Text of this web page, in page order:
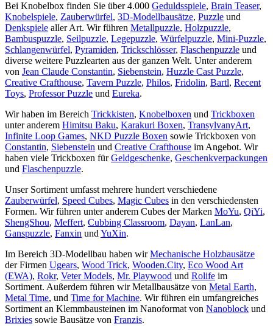
Bei Knobelbox finden Sie über 4.000 Geduldsspiele, Brain Teaser,
Knobelspiele, Zauberwürfel, 3D-Modellbausätze, Puzzle und
Denkspiele aller Art. Wir führen Metallpuzzle, Holzpuzzle,
Bambuspuzzle, Seilpuzzle, Legepuzzle, Würfelpuzzle, Mini-Puzzle,
Schlangenwürfel, Pyramiden, Trickschlösser, Flaschenpuzzle und
diverse weitere Puzzlearten aus der ganzen Welt. Unter anderem
von Jean Claude Constantin, Siebenstein, Huzzle Cast Puzzle,
Creative Crafthouse, Tavern Puzzle, Philos, Fridolin, Bartl, Recent
Toys, Professor Puzzle und Eureka.
Wir haben im Bereich Trickkisten, Knobelboxen und Trickboxen
unter anderem Himitsu Baku, Karakuri Boxen, TransylvanyArt,
Infinite Loop Games, NKD Puzzle Boxen sowie Trickboxen von
Constantin, Siebenstein und Creative Crafthouse im Angebot. Wir
haben viele Trickboxen fürGeldgeschenke, Geschenkverpackungen
und Flaschenpuzzle.
Unser Sortiment umfasst mehrere hundert verschiedene
Zauberwürfel, Speed Cubes, Magic Cubes in den verschiedensten
Formen. Wir führen unter anderem Cubes der Marken MoYu, QiYi,
ShengShou, Meffert, Cubbing Classroom, Dayan, LanLan,
Ganspuzzle, Fanxin und YuXin.
Im Bereich 3D-Modellbau haben wirMechanische Holzbausätze
der Firmen Ugears, Wood Trick, Wooden.City, Eco Wood Art
(EWA), Rokr, Veter Models, Mr. Playwood und Rolife im
Sortiment. Außerdem führen wir Metallbausätze von Metal Earth,
Metal Time, und Time for Machine. Wir führen ein umfangreiches
Sortiment an Klemmbausteinen im Nanoformat von Nanoblock und
Brixies sowie Bausätze von Franzis.